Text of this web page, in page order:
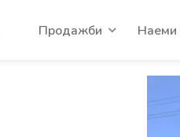
Продажби Наеми